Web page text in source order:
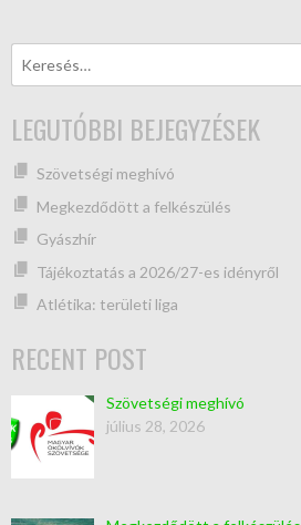
LEGUTÓBBI BEJEGYZÉSEK
Szövetségi meghívó
Megkezdődött a felkészülés
Gyászhír
Tájékoztatás a 2026/27-es idényről
Atlétika: területi liga
RECENT POST
Szövetségi meghívó
július 28, 2026